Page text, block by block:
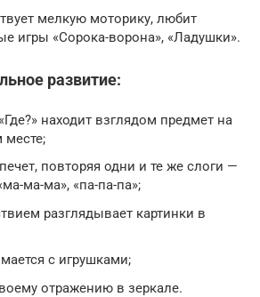
мелкую моторику, любит
игры «Сорока-ворона», «Ладушки».
развитие:
находит взглядом предмет на
повторяя одни и те же слоги —
ма-ма», «па-па-па»;
разглядывает картинки в
с игрушками;
отражению в зеркале.